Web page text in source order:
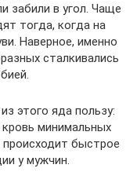
забили в угол. Чаще
тогда, когда на
Наверное, именно
сталкивались
этого яда пользу:
минимальных
быстрое
у мужчин.